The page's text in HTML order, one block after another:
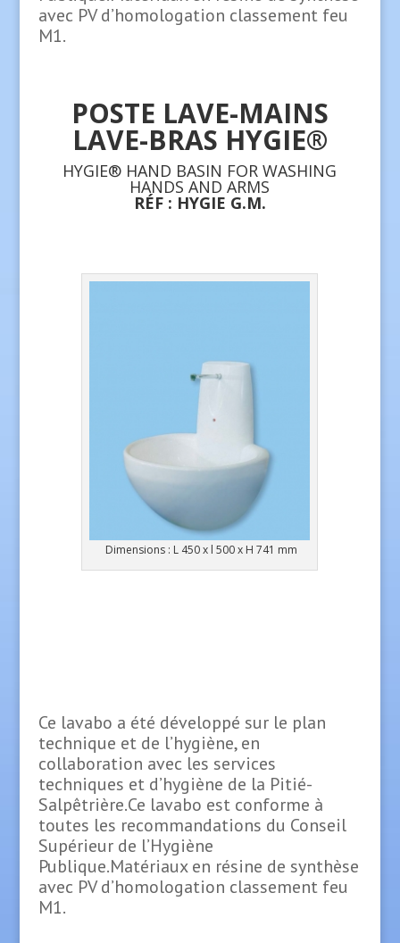
avec PV d’homologation classement feu
M1.
POSTE LAVE-MAINS
LAVE-BRAS HYGIE®
HYGIE® HAND BASIN FOR WASHING
HANDS AND ARMS
RÉF : HYGIE G.M.
Dimensions : L 450 x l 500 x H 741 mm
Ce lavabo a été développé sur le plan
technique et de l’hygiène, en
collaboration avec les services
techniques et d’hygiène de la Pitié-
Salpêtrière.Ce lavabo est conforme à
toutes les recommandations du Conseil
Supérieur de l’Hygiène
Publique.Matériaux en résine de synthèse
avec PV d’homologation classement feu
M1.